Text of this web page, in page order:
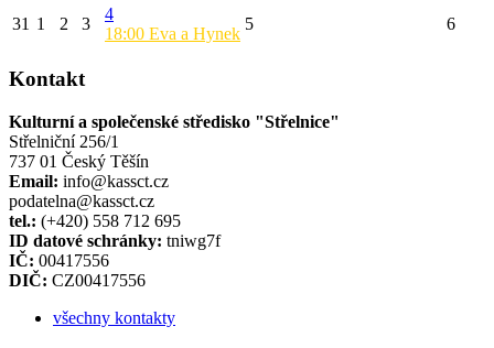
31 1 2 3
4
18:00 Eva a Hynek
5 6
Kontakt
Kulturní a společenské středisko "Střelnice"
Střelniční 256/1
737 01 Český Těšín
Email: info@kassct.cz
podatelna@kassct.cz
tel.: (+420) 558 712 695
ID datové schránky: tniwg7f
IČ: 00417556
DIČ: CZ00417556
všechny kontakty